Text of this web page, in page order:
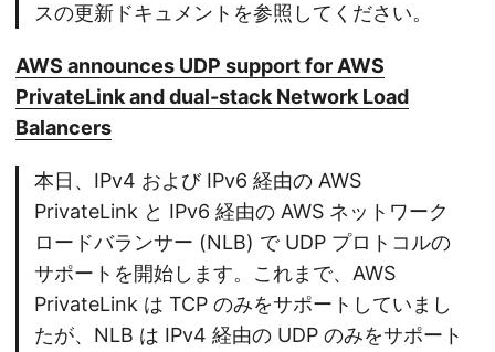
スの更新ドキュメントを参照してください。
AWS announces UDP support for AWS
PrivateLink and dual-stack Network Load
Balancers
本日、IPv4 および IPv6 経由の AWS
PrivateLink と IPv6 経由の AWS ネットワーク
ロードバランサー (NLB) で UDP プロトコルの
サポートを開始します。これまで、AWS
PrivateLink は TCP のみをサポートしていまし
たが、NLB は IPv4 経由の UDP のみをサポート